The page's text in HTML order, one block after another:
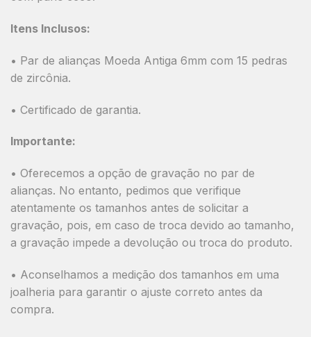
Itens Inclusos:
• Par de alianças Moeda Antiga 6mm com 15 pedras
de zircônia.
• Certificado de garantia.
Importante:
• Oferecemos a opção de gravação no par de
alianças. No entanto, pedimos que verifique
atentamente os tamanhos antes de solicitar a
gravação, pois, em caso de troca devido ao tamanho,
a gravação impede a devolução ou troca do produto.
• Aconselhamos a medição dos tamanhos em uma
joalheria para garantir o ajuste correto antes da
compra.